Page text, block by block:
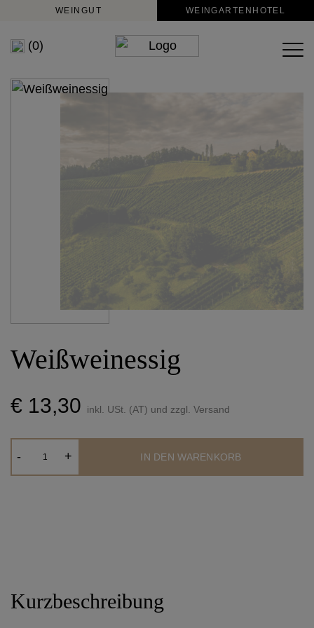
WEINGUT WEINGARTENHOTEL
(0)
Weißweinessig
€ 13,30 inkl. USt. (AT) und zzgl. Versand
- + IN DEN WARENKORB
Kurzbeschreibung